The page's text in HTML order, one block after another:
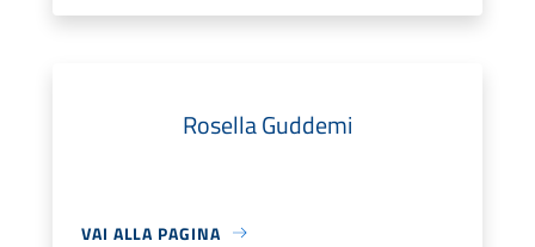
Rosella Guddemi
VAI ALLA PAGINA